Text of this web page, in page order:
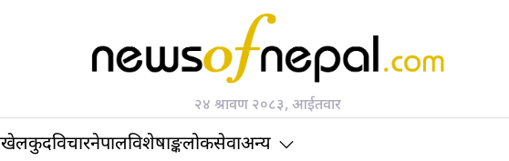
२४ श्रावण २०८३, आईतवार
खेलकुदविचारनेपालविशेषाङ्कलोकसेवाअन्य